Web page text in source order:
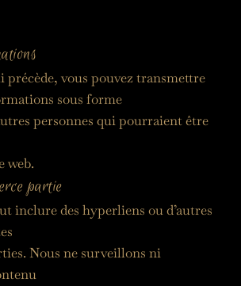
précède, vous pouvez transmettre
sous forme
personnes qui pourraient être
web.
partie
inclure des hyperliens ou d’autres
Nous ne surveillons ni